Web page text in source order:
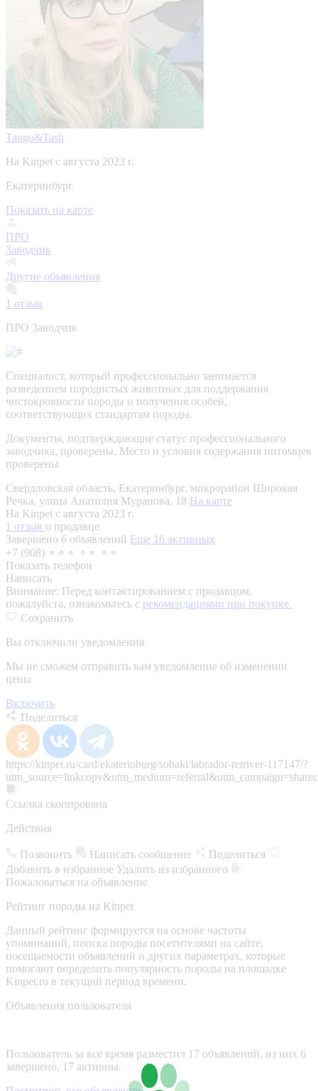
Tango&Tash
На Kinpet c августа 2023 г.
Екатеринбург
Показать на карте
ПРО
Заводчик
Другие объявления
1 отзыв
ПРО Заводчик
Специалист, который профессионально занимается
разведением породистых животных для поддержания
чистокровности породы и получения особей,
соответствующих стандартам породы.
Документы, подтверждающие статус профессионального
заводчика, проверены. Место и условия содержания питомцев
проверены
Свердловская область, Екатеринбург, микрорайон Широкая
Речка, улица Анатолия Муранова, 18 На карте
На Kinpet c августа 2023 г.
1 отзыв о продавце
Завершено 6 объявлений Еще 16 активных
+7 (908) ⚬⚬⚬ ⚬⚬ ⚬⚬
Показать телефон
Написать
Внимание: Перед контактированием с продавцом,
пожалуйста, ознакомьтесь с рекомендациями при покупке.
Сохранить
Вы отключили уведомления
Мы не сможем отправить вам уведомление об изменении
цены
Включить
Поделиться
https://kinpet.ru/card/ekaterinburg/sobaki/labrador-retriver-117147/?
Ссылка скопирована
Действия
Позвонить Написать сообщение
Поделиться
Добавить в избранное Удалить из избранного
Пожаловаться на объявление
Рейтинг породы на Kinpet
Данный рейтинг формируется на основе частоты
упоминаний, поиска породы посетителями на сайте,
посещаемости объявлений и других параметрах, которые
помогают определить популярность породы на площадке
Kinpet.ru в текущий период времени.
Объявления пользователя
Пользователь за все время разместил 17 объявлений, из них 6
завершено, 17 активны.